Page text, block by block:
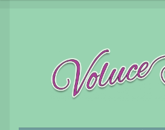
la
navegación
contenido